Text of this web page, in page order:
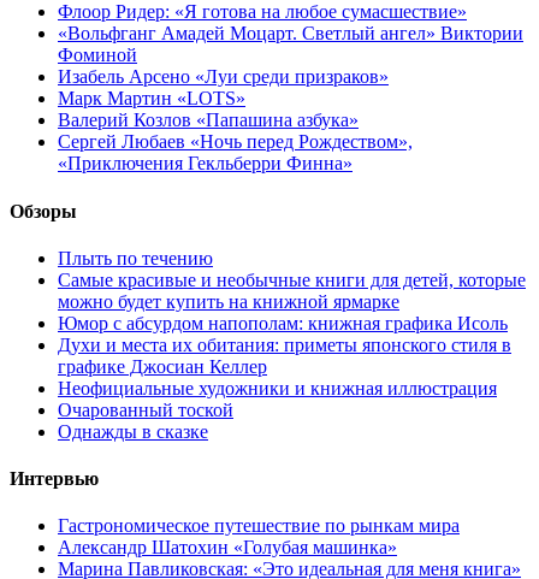
Флоор Ридер: «Я готова на любое сумасшествие»
«Вольфганг Амадей Моцарт. Светлый ангел» Виктории
Фоминой
Изабель Арсено «Луи среди призраков»
Марк Мартин «LOTS»
Валерий Козлов «Папашина азбука»
Сергей Любаев «Ночь перед Рождеством»,
«Приключения Гекльберри Финна»
Обзоры
Плыть по течению
Самые красивые и необычные книги для детей, которые
можно будет купить на книжной ярмарке
Юмор с абсурдом напополам: книжная графика Исоль
Духи и места их обитания: приметы японского стиля в
графике Джосиан Келлер
Неофициальные художники и книжная иллюстрация
Очарованный тоской
Однажды в сказке
Интервью
Гастрономическое путешествие по рынкам мира
Александр Шатохин «Голубая машинка»
Марина Павликовская: «Это идеальная для меня книга»